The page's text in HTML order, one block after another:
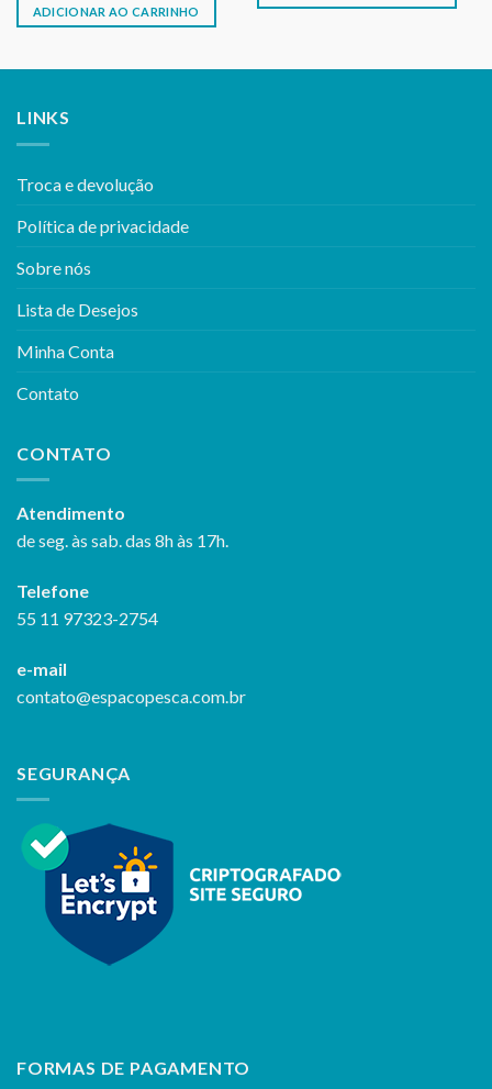
ADICIONAR AO CARRINHO
LINKS
Troca e devolução
Política de privacidade
Sobre nós
Lista de Desejos
Minha Conta
Contato
CONTATO
Atendimento
de seg. às sab. das 8h às 17h.
Telefone
55 11 97323-2754
e-mail
contato@espacopesca.com.br
SEGURANÇA
FORMAS DE PAGAMENTO